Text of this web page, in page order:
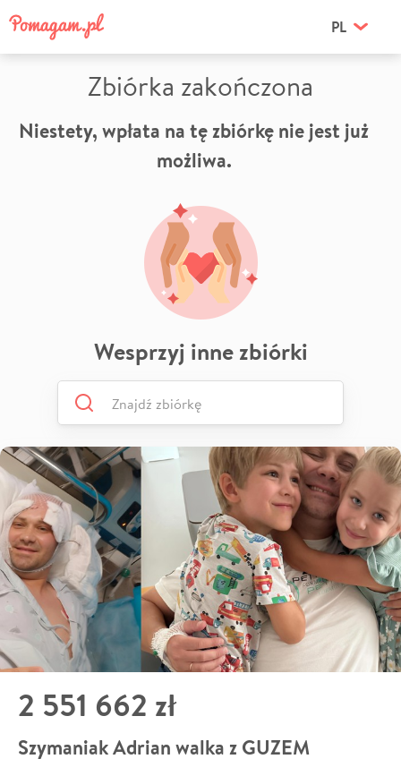
PL
Zbiórka zakończona
Niestety, wpłata na tę zbiórkę nie jest już
możliwa.
Wesprzyj inne zbiórki
2 551 662 zł
Szymaniak Adrian walka z GUZEM